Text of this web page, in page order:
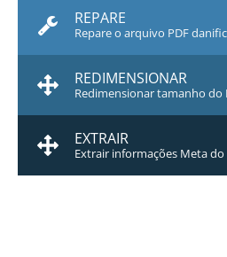
REPARE
Repare o arquivo PDF
REDIMENSIONAR
Redimensionar tamanho do
EXTRAIR
Extrair informações Meta do